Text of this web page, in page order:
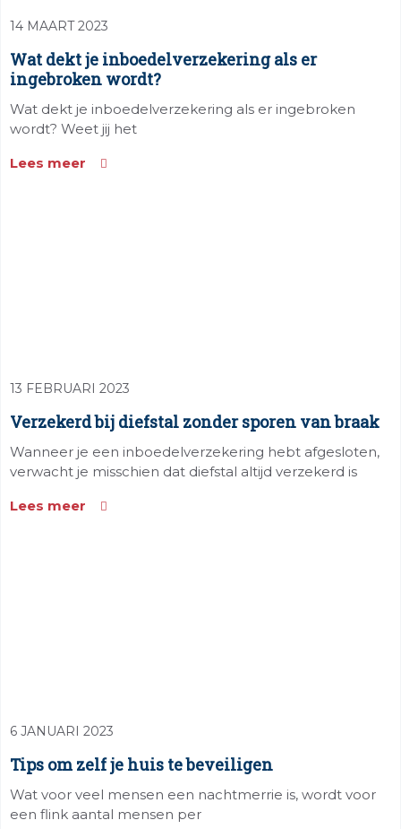
14 MAART 2023
Wat dekt je inboedelverzekering als er
ingebroken wordt?
Wat dekt je inboedelverzekering als er ingebroken
wordt? Weet jij het
Lees meer
13 FEBRUARI 2023
Verzekerd bij diefstal zonder sporen van braak
Wanneer je een inboedelverzekering hebt afgesloten,
verwacht je misschien dat diefstal altijd verzekerd is
Lees meer
6 JANUARI 2023
Tips om zelf je huis te beveiligen
Wat voor veel mensen een nachtmerrie is, wordt voor
een flink aantal mensen per